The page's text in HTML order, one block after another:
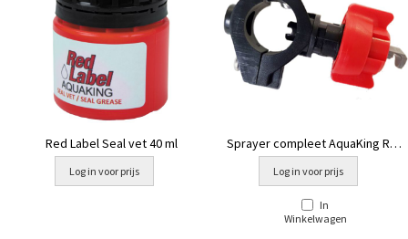
Red Label Seal vet 40 ml
Log in voor prijs
Sprayer compleet AquaKing Red
Label
Log in voor prijs
In
Winkelwagen